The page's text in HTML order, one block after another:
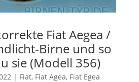
Fiat Aegea /
Birne und so
sie (Modell 356)
| Fiat, Fiat Agea, Fiat Egea